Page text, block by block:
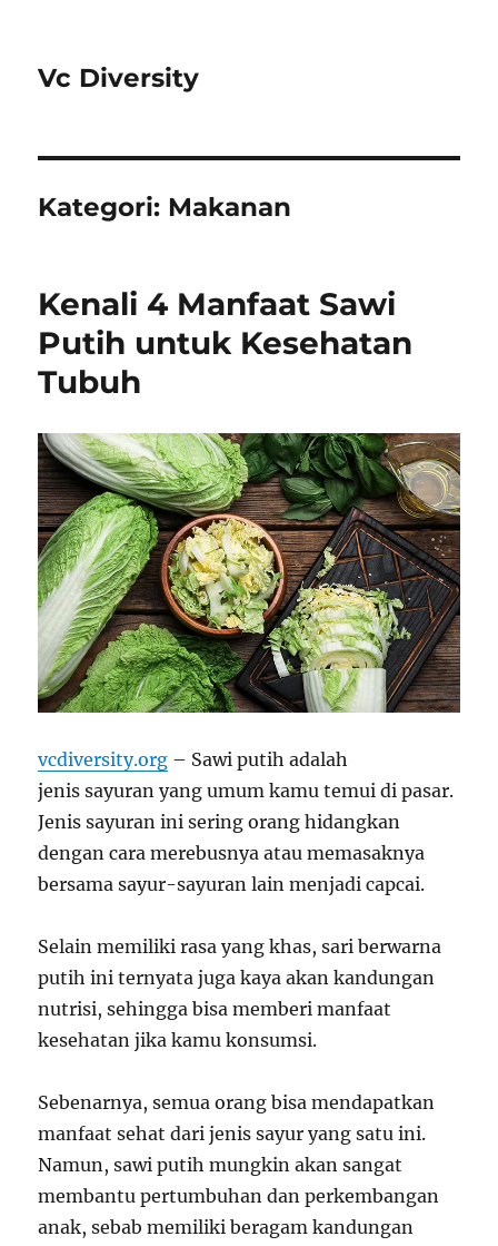
Vc Diversity
Kategori: Makanan
Kenali 4 Manfaat Sawi
Putih untuk Kesehatan
Tubuh
vcdiversity.org – Sawi putih adalah
jenis sayuran yang umum kamu temui di pasar.
Jenis sayuran ini sering orang hidangkan
dengan cara merebusnya atau memasaknya
bersama sayur-sayuran lain menjadi capcai.
Selain memiliki rasa yang khas, sari berwarna
putih ini ternyata juga kaya akan kandungan
nutrisi, sehingga bisa memberi manfaat
kesehatan jika kamu konsumsi.
Sebenarnya, semua orang bisa mendapatkan
manfaat sehat dari jenis sayur yang satu ini.
Namun, sawi putih mungkin akan sangat
membantu pertumbuhan dan perkembangan
anak, sebab memiliki beragam kandungan